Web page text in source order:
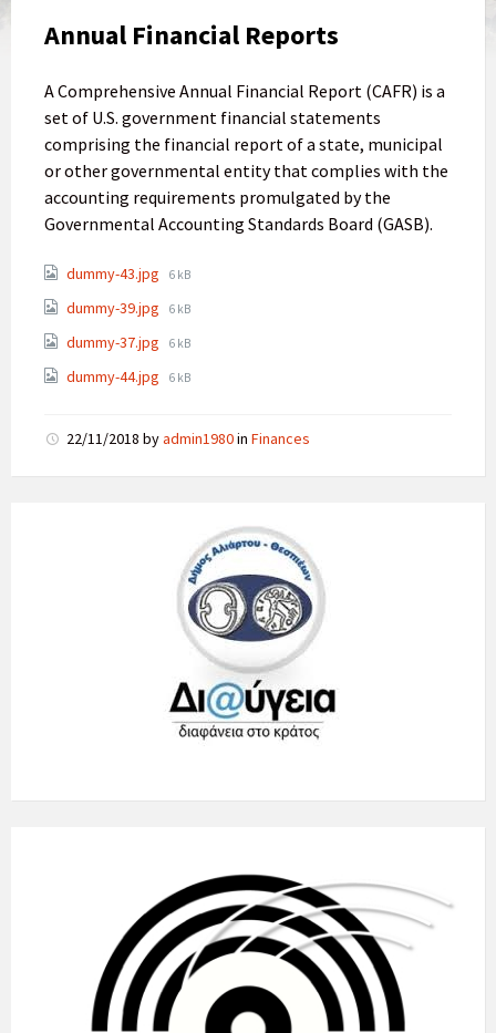
Annual Financial Reports
A Comprehensive Annual Financial Report (CAFR) is a
set of U.S. government financial statements
comprising the financial report of a state, municipal
or other governmental entity that complies with the
accounting requirements promulgated by the
Governmental Accounting Standards Board (GASB).
dummy-43.jpg 6 kB
dummy-39.jpg 6 kB
dummy-37.jpg 6 kB
dummy-44.jpg 6 kB
22/11/2018 byadmin1980in Finances